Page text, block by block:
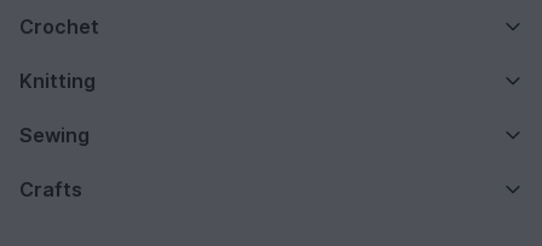
Crochet
Knitting
Sewing
Crafts